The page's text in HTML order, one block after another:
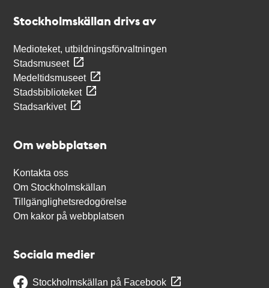
Stockholmskällan drivs av
Medioteket, utbildningsförvaltningen
Stadsmuseet
Medeltidsmuseet
Stadsbiblioteket
Stadsarkivet
Om webbplatsen
Kontakta oss
Om Stockholmskällan
Tillgänglighetsredogörelse
Om kakor på webbplatsen
Sociala medier
Stockholmskällan på Facebook